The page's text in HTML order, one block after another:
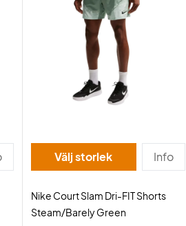
Välj storlek Info
Nike Court Slam Dri-FIT Shorts
Steam/Barely Green